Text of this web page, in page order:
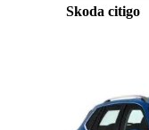
Skoda citigo